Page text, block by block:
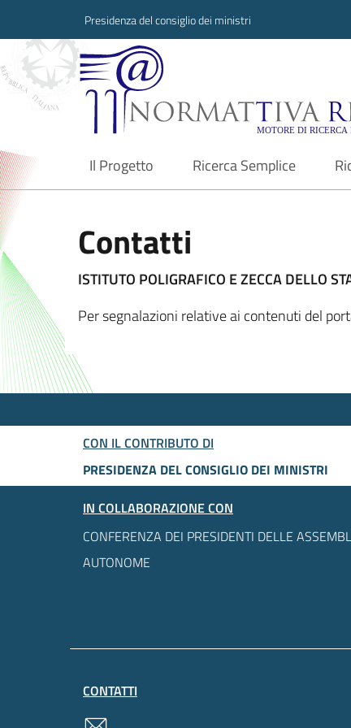
Presidenza del consiglio dei ministri
Normattiva
Il Progetto
current Ricerca Semplice
Contatti
ISTITUTO POLIGRAFICO E ZECCA DELLO
Per segnalazioni relative ai contenuti del
CON IL CONTRIBUTO DI
PRESIDENZA DEL CONSIGLIO DEI MINISTRI
IN COLLABORAZIONE CON
CONFERENZA DEI PRESIDENTI DELLE
AUTONOME
CONTATTI